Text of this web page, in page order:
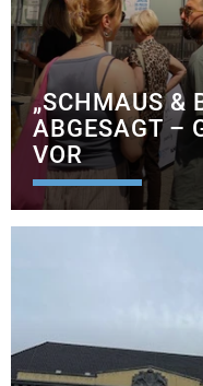
„SCHMAUS &
ABGESAGT –
VOR